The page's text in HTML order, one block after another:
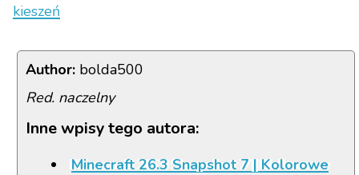
kieszeń
Author: bolda500
Red. naczelny
Inne wpisy tego autora:
Minecraft 26.3 Snapshot 7 | Kolorowe